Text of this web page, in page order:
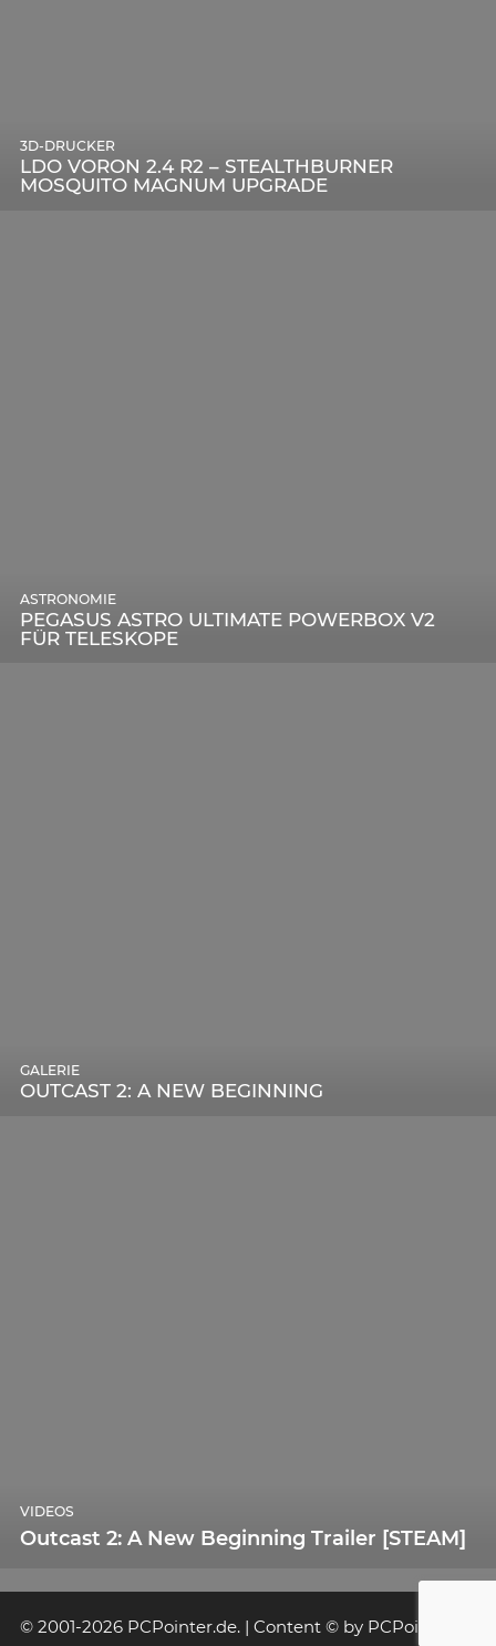
LDO VORON 2.4 R2 – STEALTHBURNER
MOSQUITO MAGNUM UPGRADE
3D-DRUCKER
PEGASUS ASTRO ULTIMATE POWERBOX V2
FÜR TELESKOPE
ASTRONOMIE
OUTCAST 2: A NEW BEGINNING
GALERIE
Outcast 2: A New Beginning Trailer [STEAM]
VIDEOS
© 2001-2026 PCPointer.de. | Content © by PCPointer.de